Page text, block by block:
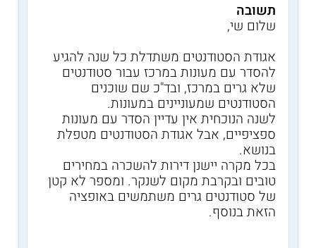
תשובה
שלום שי,
אגודת הסטודנטים משתדלת כל שנה להגיע
להסדר עם מעונות במרכז עבור סטודנטים
שלא גרים במרכז, ובד"כ שם שוכנים
הסטודנטים שמעוניינים במעונות.
לשנה הנוכחית אין עדיין הסדר עם מעונות
ספציפיים, אבל אגודת הסטודנטים מטפלת
בנושא.
בכל מקרה יישנן דירות להשכרה במחירים
טובים ובקרבת מקום לשנקר. ומספר לא קטן
של סטודנטים גרים משתמשים באופציה
הזאת בנוסף.